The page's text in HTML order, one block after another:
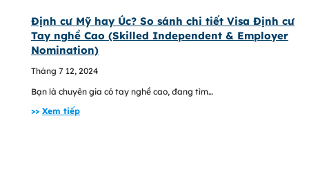
Định cư Mỹ hay Úc? So sánh chi tiết Visa Định cư
Tay nghề Cao (Skilled Independent & Employer
Nomination)
Tháng 7 12, 2024
Bạn là chuyên gia có tay nghề cao, đang tìm…
>> Xem tiếp